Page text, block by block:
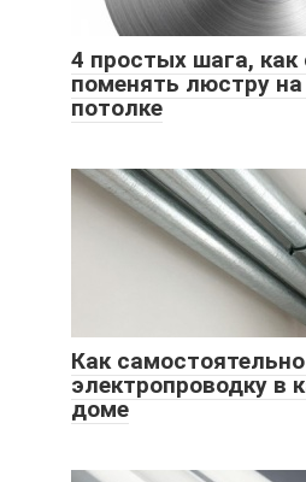
4 простых шага,
поменять люстру
потолке
Как
электропроводку в
доме